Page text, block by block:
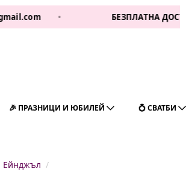
• БЕЗПЛАТНА ДОСТАВКА ЗА
🎉 ПРАЗНИЦИ И ЮБИЛЕЙ 💍 СВАТБИ
Ейнджъл